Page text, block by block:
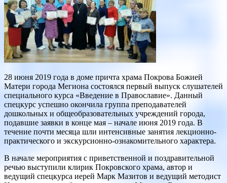
28 июня 2019 года в доме причта храма Покрова Божией
Матери города Мегиона состоялся первый выпуск слушателей
специального курса «Введение в Православие». Данный
спецкурс успешно окончила группа преподавателей
дошкольных и общеобразовательных учреждений города,
подавшие заявки в конце мая – начале июня 2019 года. В
течение почти месяца шли интенсивные занятия лекционно-
практического и экскурсионно-ознакомительного характера.
В начале мероприятия с приветственной и поздравительной
речью выступили клирик Покровского храма, автор и
ведущий спецкурса иерей Марк Мазитов и ведущий методист